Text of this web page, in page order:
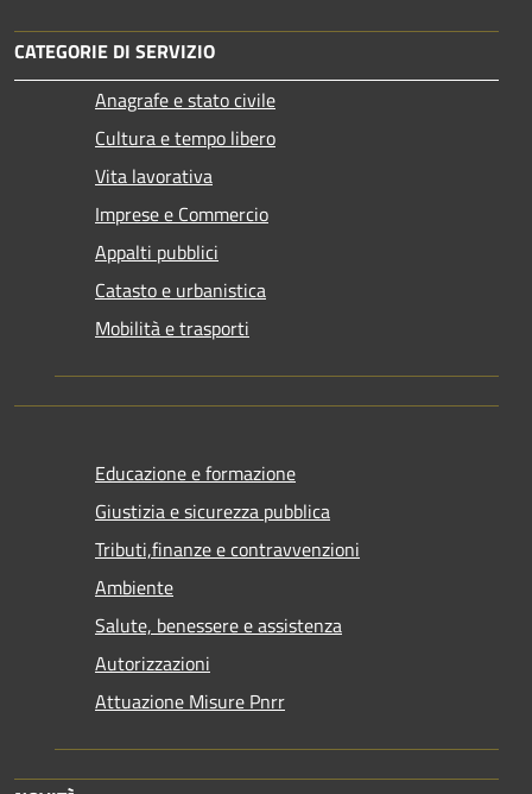
CATEGORIE DI SERVIZIO
Anagrafe e stato civile
Cultura e tempo libero
Vita lavorativa
Imprese e Commercio
Appalti pubblici
Catasto e urbanistica
Mobilità e trasporti
Educazione e formazione
Giustizia e sicurezza pubblica
Tributi,finanze e contravvenzioni
Ambiente
Salute, benessere e assistenza
Autorizzazioni
Attuazione Misure Pnrr